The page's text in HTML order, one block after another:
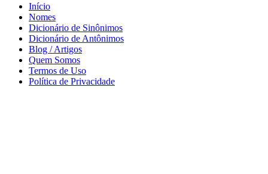
Início
Nomes
Dicionário de Sinônimos
Dicionário de Antônimos
Blog / Artigos
Quem Somos
Termos de Uso
Política de Privacidade